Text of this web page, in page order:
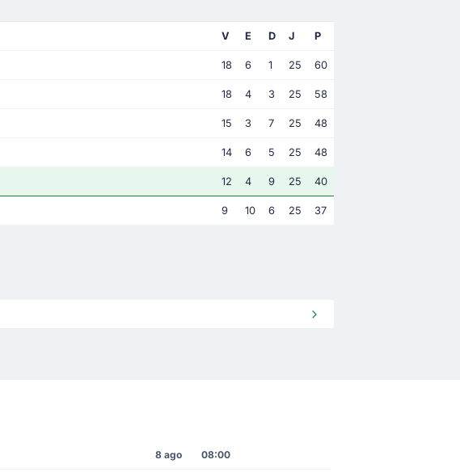
V E D J P
18 6 1 25 60
18 4 3 25 58
15 3 7 25 48
14 6 5 25 48
12 4 9 25 40
9 10 6 25 37
8 ago 08:00